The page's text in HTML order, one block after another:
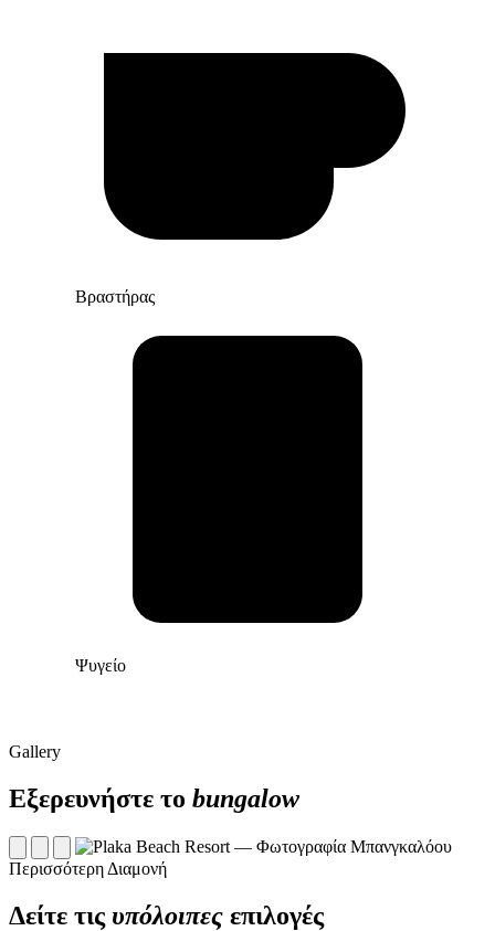
Βραστήρας
Ψυγείο
Gallery
Εξερευνήστε το bungalow
Περισσότερη Διαμονή
Δείτε τις υπόλοιπες επιλογές